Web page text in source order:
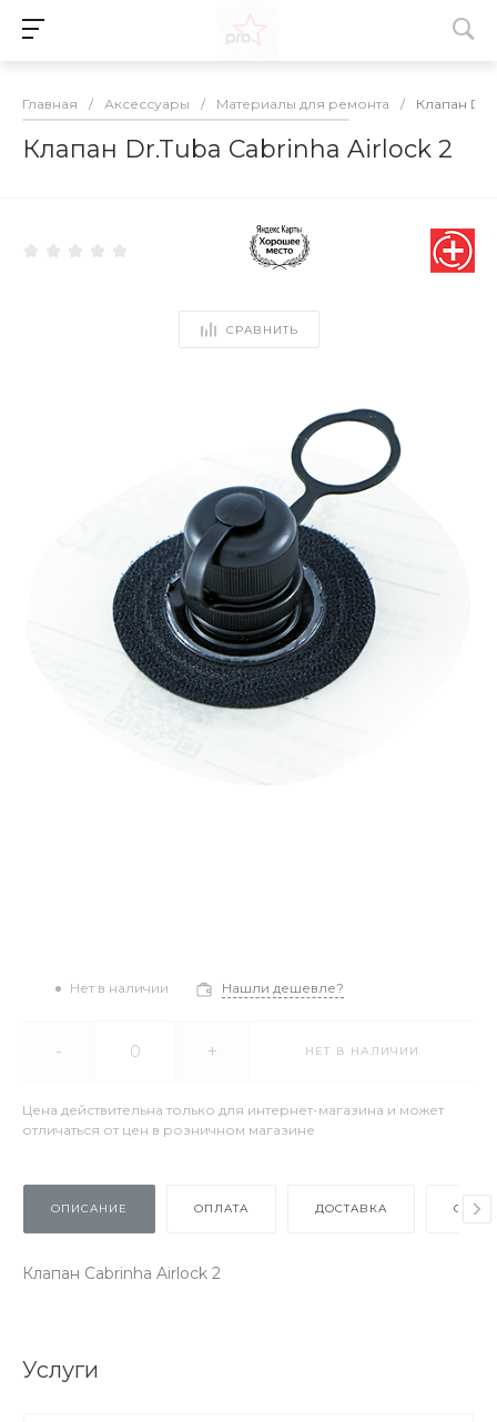
Главная / Аксессуары / Материалы для ремонта / Клапан
Клапан Dr.Tuba Cabrinha Airlock 2
СРАВНИТЬ
Нет в наличии Нашли дешевле?
- + НЕТ В НАЛИЧИИ
Цена действительна только для интернет-магазина и может
отличаться от цен в розничном магазине
ОПИСАНИЕ ОПЛАТА ДОСТАВКА
Клапан Cabrinha Airlock 2
Услуги